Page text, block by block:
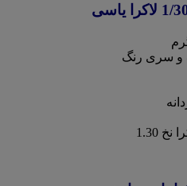
و سری رنگ
1.30